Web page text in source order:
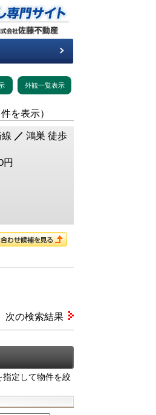
（ 1 〜 1 件を表示）
線 鴻巣 徒歩
円
定して物件を絞